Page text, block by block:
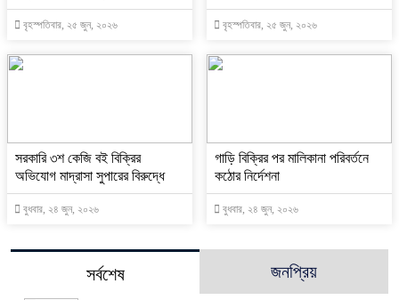
বৃহস্পতিবার, ২৫ জুন, ২০২৬ বৃহস্পতিবার, ২৫ জুন, ২০২৬
সরকারি ৩শ কেজি বই বিক্রির
অভিযোগ মাদ্রাসা সুপারের বিরুদ্ধে
বুধবার, ২৪ জুন, ২০২৬
গাড়ি বিক্রির পর মালিকানা পরিবর্তনে
কঠোর নির্দেশনা
বুধবার, ২৪ জুন, ২০২৬
সর্বশেষ জনপ্রিয়